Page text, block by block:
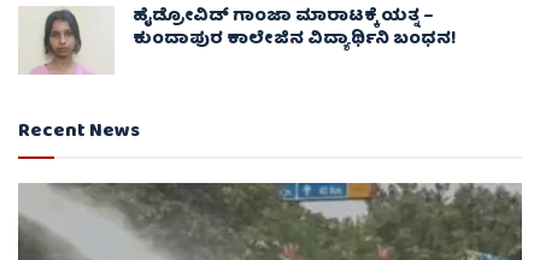
ಹೈಡ್ರೋವಿಡ್ ಗಾಂಜಾ ಮಾರಾಟಕ್ಕೆ ಯತ್ನ –
ಕುಂದಾಪುರ ಕಾಲೇಜಿನ ವಿದ್ಯಾರ್ಥಿನಿ ಬಂಧನ!
Recent News